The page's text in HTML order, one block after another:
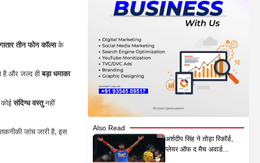
तीन फोन कॉल्सके
है और जल्द हीबड़ा धमाका
कोईसंदिग्ध वस्तुनहीं
जांच जारी है, इस
Also Read
अर्शदीप सिंह ने तोड़ा रिकॉर्ड,
प्लेयर ऑफ द मैच अवार्ड...